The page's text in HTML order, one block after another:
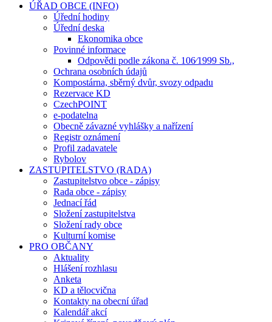
ÚŘAD OBCE (INFO)
Úřední hodiny
Úřední deska
Ekonomika obce
Povinné informace
Odpovědi podle zákona č. 106⁄1999 Sb.,
Ochrana osobních údajů
Kompostárna, sběrný dvůr, svozy odpadu
Rezervace KD
CzechPOINT
e-podatelna
Obecně závazné vyhlášky a nařízení
Registr oznámení
Profil zadavatele
Rybolov
ZASTUPITELSTVO (RADA)
Zastupitelstvo obce - zápisy
Rada obce - zápisy
Jednací řád
Složení zastupitelstva
Složení rady obce
Kulturní komise
PRO OBČANY
Aktuality
Hlášení rozhlasu
Anketa
KD a tělocvična
Kontakty na obecní úřad
Kalendář akcí